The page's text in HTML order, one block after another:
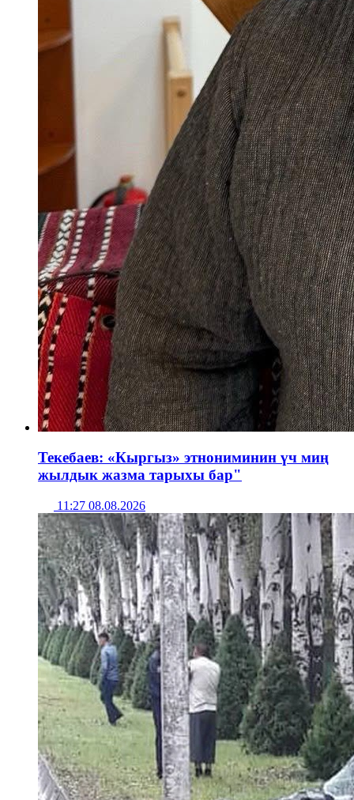
Текебаев: «Кыргыз» этнониминин үч миң
жылдык жазма тарыхы бар"
11:27 08.08.2026